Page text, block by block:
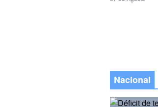
Nacional